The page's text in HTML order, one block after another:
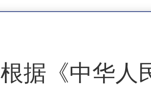
根据《中华人